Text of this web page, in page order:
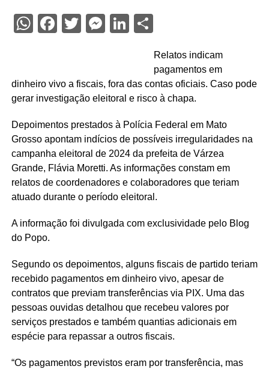
WhatsApp
Facebook
TwitterMessenger
LinkedIn
Relatos indicam
pagamentos em
dinheiro vivo a fiscais, fora das contas oficiais. Caso pode
gerar investigação eleitoral e risco à chapa.
Depoimentos prestados à Polícia Federal em Mato
Grosso apontam indícios de possíveis irregularidades na
campanha eleitoral de 2024 da prefeita de Várzea
Grande, Flávia Moretti. As informações constam em
relatos de coordenadores e colaboradores que teriam
atuado durante o período eleitoral.
A informação foi divulgada com exclusividade pelo Blog
do Popo.
Segundo os depoimentos, alguns fiscais de partido teriam
recebido pagamentos em dinheiro vivo, apesar de
contratos que previam transferências via PIX. Uma das
pessoas ouvidas detalhou que recebeu valores por
serviços prestados e também quantias adicionais em
espécie para repassar a outros fiscais.
“Os pagamentos previstos eram por transferência, mas